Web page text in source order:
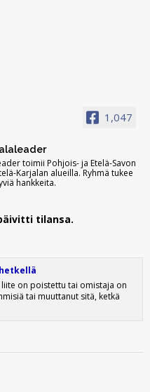
1,047
toimii Pohjois- ja Etelä-Savon
Karjalan alueilla. Ryhmä tukee
hankkeita.
tilansa.
liite on poistettu tai omistaja on
tai muuttanut sitä, ketkä